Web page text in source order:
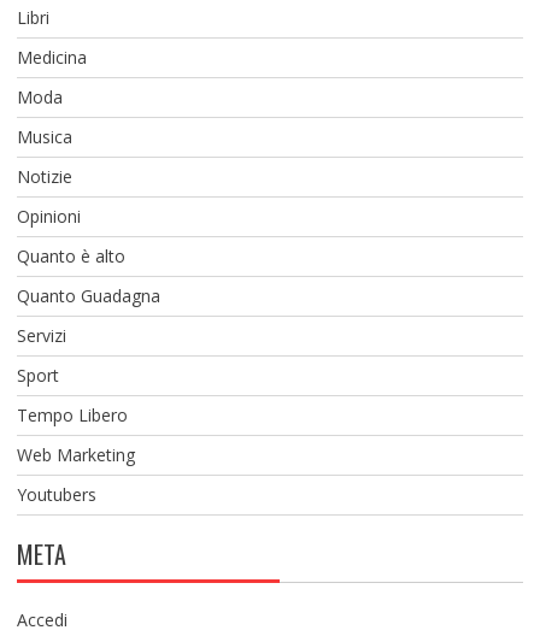
Libri
Medicina
Moda
Musica
Notizie
Opinioni
Quanto è alto
Quanto Guadagna
Servizi
Sport
Tempo Libero
Web Marketing
Youtubers
META
Accedi